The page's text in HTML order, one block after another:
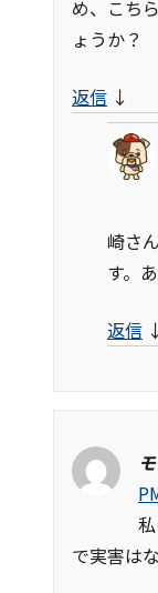
め、こち
ょうか？
返信 ↓
崎さ
す。
返信 ↓
で実害は